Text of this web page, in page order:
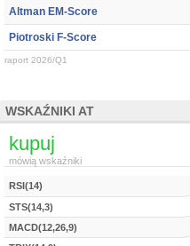
Altman EM-Score
Piotroski F-Score
raport 2026/Q1
WSKAŹNIKI AT
kupuj
mówią wskaźniki
RSI(14)
STS(14,3)
MACD(12,26,9)